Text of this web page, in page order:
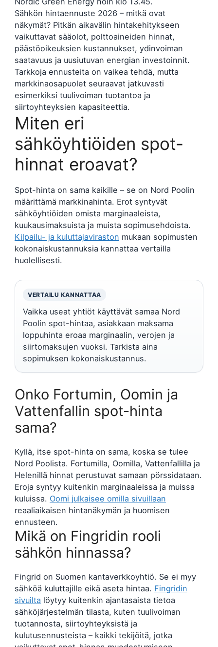
Sähkön hintaennuste 2026 – mitkä ovat
näkymät? Pitkän aikavälin hintakehitykseen
vaikuttavat sääolot, polttoaineiden hinnat,
päästöoikeuksien kustannukset, ydinvoiman
saatavuus ja uusiutuvan energian investoinnit.
Tarkkoja ennusteita on vaikea tehdä, mutta
markkinaosapuolet seuraavat jatkuvasti
esimerkiksi tuulivoiman tuotantoa ja
siirtoyhteyksien kapasiteettia.
Miten eri
sähköyhtiöiden spot-
hinnat eroavat?
Spot-hinta on sama kaikille – se on Nord Poolin
määrittämä markkinahinta. Erot syntyvät
sähköyhtiöiden omista marginaaleista,
kuukausimaksuista ja muista sopimusehdoista.
Kilpailu- ja kuluttajaviraston mukaan sopimusten
kokonaiskustannuksia kannattaa vertailla
huolellisesti.
VERTAILU KANNATTAA
Vaikka useat yhtiöt käyttävät samaa Nord
Poolin spot-hintaa, asiakkaan maksama
loppuhinta eroaa marginaalin, verojen ja
siirtomaksujen vuoksi. Tarkista aina
sopimuksen kokonaiskustannus.
Onko Fortumin, Oomin ja
Vattenfallin spot-hinta
sama?
Kyllä, itse spot-hinta on sama, koska se tulee
Nord Poolista. Fortumilla, Oomilla, Vattenfallilla ja
Helenillä hinnat perustuvat samaan pörssidataan.
Eroja syntyy kuitenkin marginaaleissa ja muissa
kuluissa. Oomi julkaisee omilla sivuillaan
reaaliaikaisen hintanäkymän ja huomisen
ennusteen.
Mikä on Fingridin rooli
sähkön hinnassa?
Fingrid on Suomen kantaverkkoyhtiö. Se ei myy
sähköä kuluttajille eikä aseta hintaa. Fingridin
sivuilta löytyy kuitenkin ajantasaista tietoa
sähköjärjestelmän tilasta, kuten tuulivoiman
tuotannosta, siirtoyhteyksistä ja
kulutusennusteista – kaikki tekijöitä, jotka